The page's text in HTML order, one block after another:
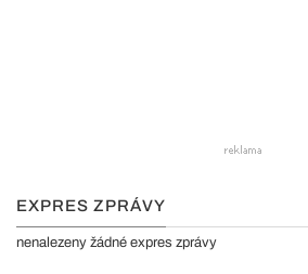
EXPRES ZPRÁVY
nenalezeny žádné expres zprávy